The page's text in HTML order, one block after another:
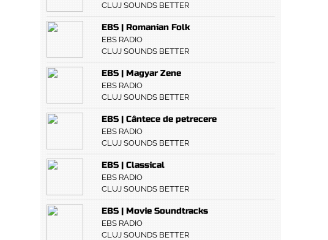
CLUJ SOUNDS BETTER
EBS | Romanian Folk
EBS RADIO
CLUJ SOUNDS BETTER
EBS | Magyar Zene
EBS RADIO
CLUJ SOUNDS BETTER
EBS | Cântece de petrecere
EBS RADIO
CLUJ SOUNDS BETTER
EBS | Classical
EBS RADIO
CLUJ SOUNDS BETTER
EBS | Movie Soundtracks
EBS RADIO
CLUJ SOUNDS BETTER